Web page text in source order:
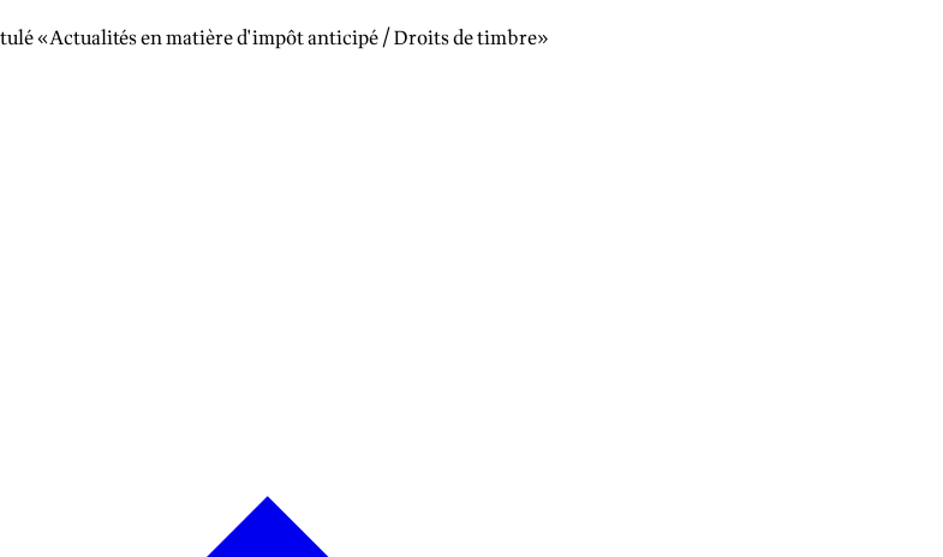
«Actualités en matière d'impôt anticipé / Droits de timbre»